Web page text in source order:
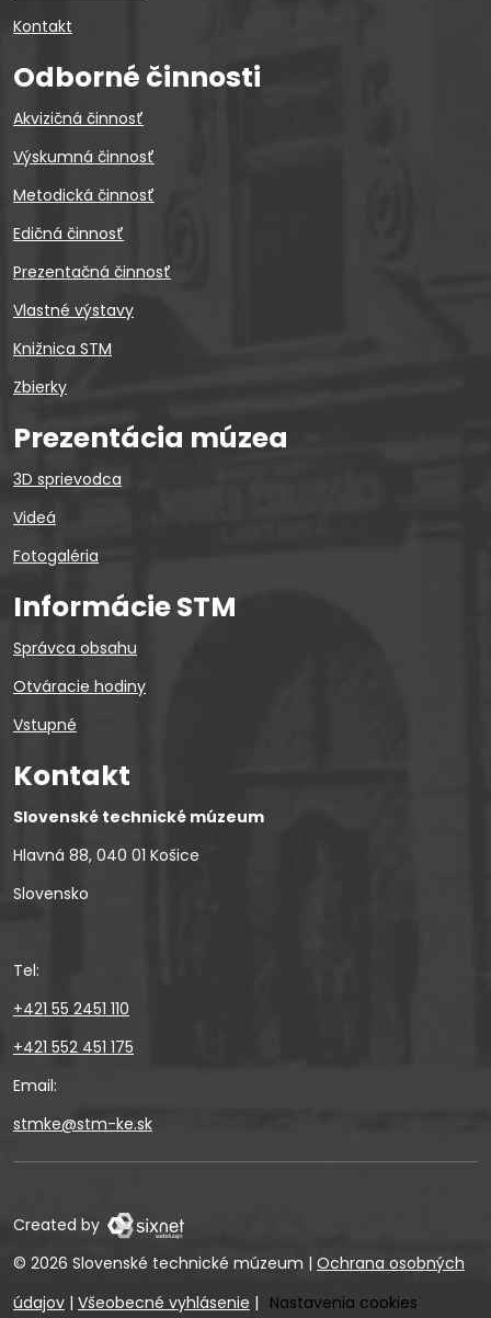
Kontakt
Odborné činnosti
Akvizičná činnosť
Výskumná činnosť
Metodická činnosť
Edičná činnosť
Prezentačná činnosť
Vlastné výstavy
Knižnica STM
Zbierky
Prezentácia múzea
3D sprievodca
Videá
Fotogaléria
Informácie STM
Správca obsahu
Otváracie hodiny
Vstupné
Kontakt
Slovenské technické múzeum
Hlavná 88, 040 01 Košice
Slovensko
Tel:
+421 55 2451 110
+421 552 451 175
Email:
stmke@stm-ke.sk
Created by
© 2026 Slovenské technické múzeum | Ochrana osobných
údajov | Všeobecné vyhlásenie | Nastavenia cookies